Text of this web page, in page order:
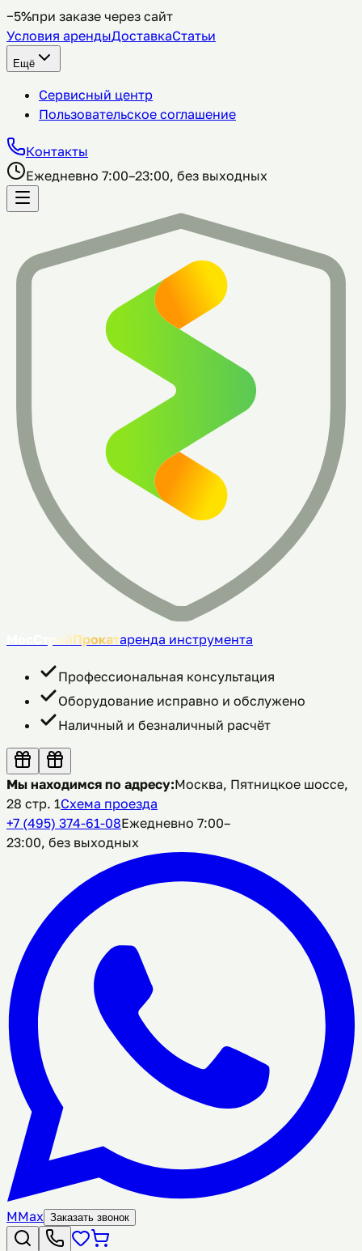
−5%при заказе через сайт
Условия арендыДоставкаСтатьи
Ещё
Сервисный центр
Пользовательское соглашение
Контакты
Ежедневно 7:00–23:00, без выходных
МосСтройПрокатаренда инструмента
Профессиональная консультация
Оборудование исправно и обслужено
Наличный и безналичный расчёт
Мы находимся по адресу:Москва, Пятницкое шоссе,
28 стр. 1Схема проезда
+7 (495) 374-61-08Ежедневно 7:00–
23:00, без выходных
MMax Заказать звонок